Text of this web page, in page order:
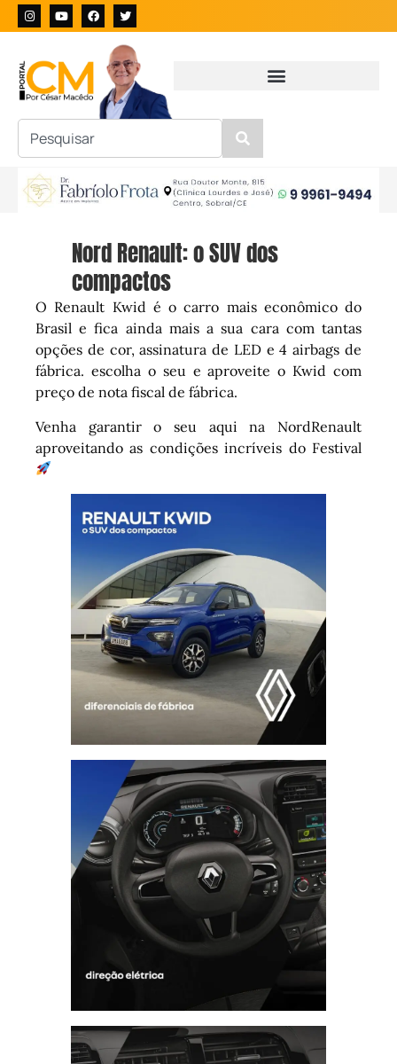
Nord Renault: o SUV dos
compactos
O Renault Kwid é o carro mais econômico do
Brasil e fica ainda mais a sua cara com tantas
opções de cor, assinatura de LED e 4 airbags de
fábrica. escolha o seu e aproveite o Kwid com
preço de nota fiscal de fábrica.
Venha garantir o seu aqui na NordRenault
aproveitando as condições incríveis do Festival